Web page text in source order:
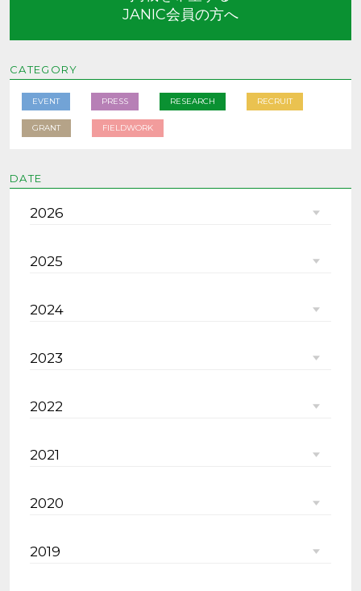
JANIC会員の方へ
CATEGORY
EVENT PRESS RESEARCH RECRUIT
GRANT FIELDWORK
DATE
2026
2025
2024
2023
2022
2021
2020
2019